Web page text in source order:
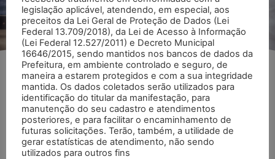
Abril
web master 09/03/2020 09:20
DOWNLOAD
legislação aplicável, atendendo, em especial, aos
preceitos da Lei Geral de Proteção de Dados (Lei
Federal 13.709/2018), da Lei de Acesso à Informação
(Lei Federal 12.527/2011) e Decreto Municipal
16646/2015, sendo mantidos nos bancos de dados da
Prefeitura, em ambiente controlado e seguro, de
maneira a estarem protegidos e com a sua integridade
mantida. Os dados coletados serão utilizados para
identificação do titular da manifestação, para
manutenção do seu cadastro e atendimentos
posteriores, e para facilitar o encaminhamento de
futuras solicitações. Terão, também, a utilidade de
gerar estatísticas de atendimento, não sendo
utilizados para outros fins